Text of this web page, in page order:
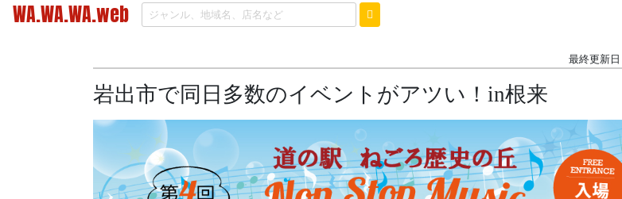
WA.WA.WA.web
最終更新日
岩出市で同日多数のイベントがアツい！in根来